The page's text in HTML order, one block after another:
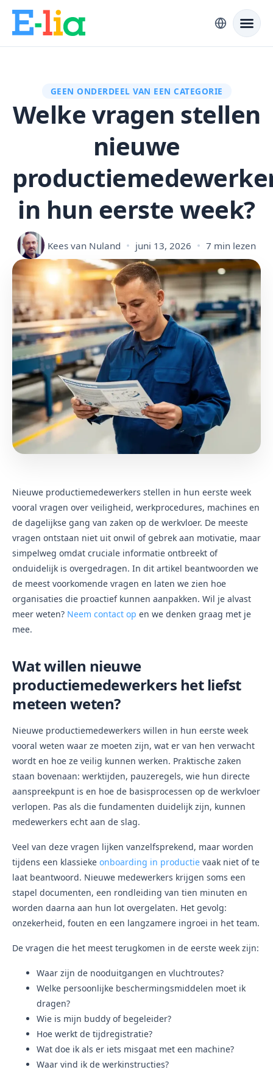
GEEN ONDERDEEL VAN EEN CATEGORIE
Welke vragen stellen
nieuwe
in hun eerste week?
Kees van Nuland juni 13, 2026 7 min lezen
Nieuwe productiemedewerkers stellen in hun eerste week
vooral vragen over veiligheid, werkprocedures, machines en
de dagelijkse gang van zaken op de werkvloer. De meeste
vragen ontstaan niet uit onwil of gebrek aan motivatie, maar
simpelweg omdat cruciale informatie ontbreekt of
onduidelijk is overgedragen. In dit artikel beantwoorden we
de meest voorkomende vragen en laten we zien hoe
organisaties die proactief kunnen aanpakken. Wil je alvast
meer weten? Neem contact op en we denken graag met je
mee.
Wat willen nieuwe
productiemedewerkers het liefst
meteen weten?
Nieuwe productiemedewerkers willen in hun eerste week
vooral weten waar ze moeten zijn, wat er van hen verwacht
wordt en hoe ze veilig kunnen werken. Praktische zaken
staan bovenaan: werktijden, pauzeregels, wie hun directe
aanspreekpunt is en hoe de basisprocessen op de werkvloer
verlopen. Pas als die fundamenten duidelijk zijn, kunnen
medewerkers echt aan de slag.
Veel van deze vragen lijken vanzelfsprekend, maar worden
tijdens een klassieke onboarding in productie vaak niet of te
laat beantwoord. Nieuwe medewerkers krijgen soms een
stapel documenten, een rondleiding van tien minuten en
worden daarna aan hun lot overgelaten. Het gevolg:
onzekerheid, fouten en een langzamere ingroei in het team.
De vragen die het meest terugkomen in de eerste week zijn:
Waar zijn de nooduitgangen en vluchtroutes?
Welke persoonlijke beschermingsmiddelen moet ik
dragen?
Wie is mijn buddy of begeleider?
Hoe werkt de tijdregistratie?
Wat doe ik als er iets misgaat met een machine?
Waar vind ik de werkinstructies?